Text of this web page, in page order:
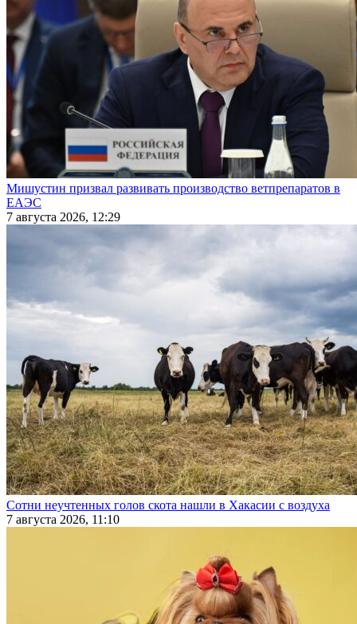
Мишустин призвал развивать производство ветпрепаратов в
ЕАЭС
7 августа 2026, 12:29
Сотни неучтенных голов скота нашли в Хакасии с воздуха
7 августа 2026, 11:10